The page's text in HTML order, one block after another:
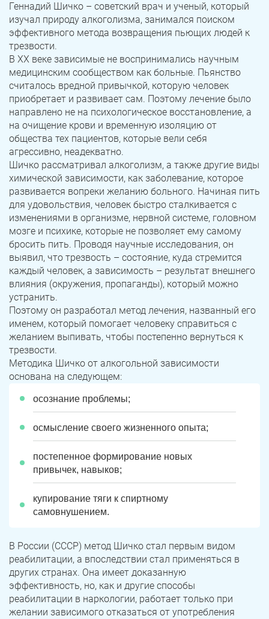
Геннадий Шичко – советский врач и ученый, который
изучал природу алкоголизма, занимался поиском
эффективного метода возвращения пьющих людей к
трезвости.
В ХХ веке зависимые не воспринимались научным
медицинским сообществом как больные. Пьянство
считалось вредной привычкой, которую человек
приобретает и развивает сам. Поэтому лечение было
направлено не на психологическое восстановление, а
на очищение крови и временную изоляцию от
общества тех пациентов, которые вели себя
агрессивно, неадекватно.
Шичко рассматривал алкоголизм, а также другие виды
химической зависимости, как заболевание, которое
развивается вопреки желанию больного. Начиная пить
для удовольствия, человек быстро сталкивается с
изменениями в организме, нервной системе, головном
мозге и психике, которые не позволяет ему самому
бросить пить. Проводя научные исследования, он
выявил, что трезвость – состояние, куда стремится
каждый человек, а зависимость – результат внешнего
влияния (окружения, пропаганды), который можно
устранить.
Поэтому он разработал метод лечения, названный его
именем, который помогает человеку справиться с
желанием выпивать, чтобы постепенно вернуться к
трезвости.
Методика Шичко от алкогольной зависимости
основана на следующем:
осознание проблемы;
осмысление своего жизненного опыта;
постепенное формирование новых
привычек, навыков;
купирование тяги к спиртному
самовнушением.
В России (СССР) метод Шичко стал первым видом
реабилитации, а впоследствии стал применяться в
других странах. Она имеет доказанную
эффективность, но, как и другие способы
реабилитации в наркологии, работает только при
желании зависимого отказаться от употребления